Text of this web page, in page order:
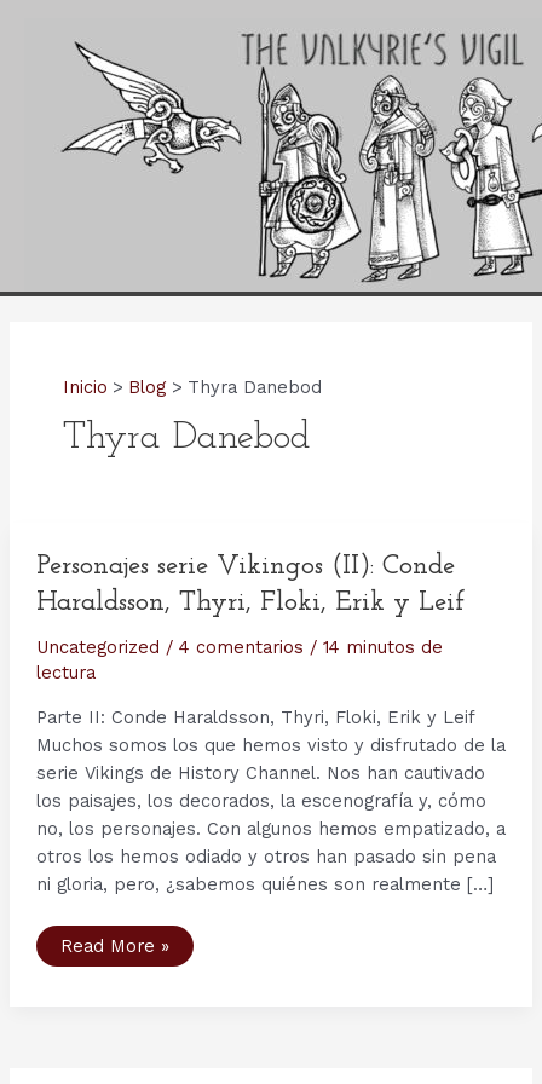
Inicio Blog Thyra Danebod
Thyra Danebod
Personajes serie Vikingos (II): Conde
Haraldsson, Thyri, Floki, Erik y Leif
Uncategorized / 4 comentarios / 14 minutos de
lectura
Parte II: Conde Haraldsson, Thyri, Floki, Erik y Leif
Muchos somos los que hemos visto y disfrutado de la
serie Vikings de History Channel. Nos han cautivado
los paisajes, los decorados, la escenografía y, cómo
no, los personajes. Con algunos hemos empatizado, a
otros los hemos odiado y otros han pasado sin pena
ni gloria, pero, ¿sabemos quiénes son realmente […]
Personajes
serie
Read More »